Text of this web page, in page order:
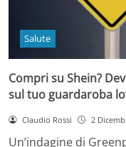
Salute
Compri su Shein?
sul tuo guardaroba
Claudio Rossi 2
Un’indagine di